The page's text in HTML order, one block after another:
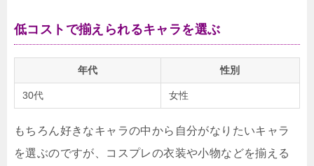
低コストで揃えられるキャラを選ぶ
年代 性別
30代 女性
もちろん好きなキャラの中から自分がなりたいキャラ
を選ぶのですが、コスプレの衣装や小物などを揃える